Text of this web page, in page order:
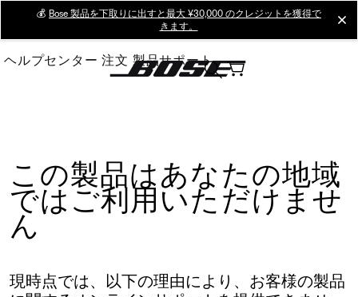
Main
💰 Bose 製品を下取りに出すと最大 ¥30,000 のクレジットを獲得で
きます。
ヘルプセンター 注文 製品サポート
この製品はあなたの地域
ではご利用いただけませ
ん
現時点では、以下の理由により、お客様の製品